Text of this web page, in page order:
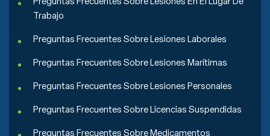
Trabajo
Preguntas Frecuentes Sobre Lesiones Laborales
Preguntas Frecuentes Sobre Lesiones Marítimas
Preguntas Frecuentes Sobre Lesiones Personales
Preguntas Frecuentes Sobre Licencias Suspendidas
Preguntas Frecuentes Sobre Medicamentos